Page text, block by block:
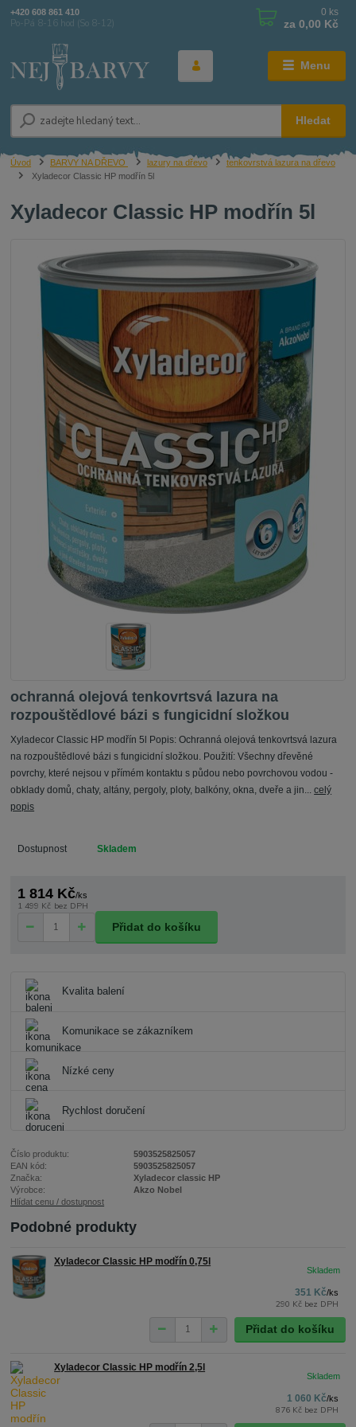
Menu
Hledat
+420 608 861 410
Po-Pá 8-16 hod (So 8-12)
0 ks
za 0,00 Kč
Úvod BARVY NA DŘEVO lazury na dřevo
tenkovrstvá lazura na dřevo
Xyladecor Classic HP modřín 5l
Xyladecor Classic HP modřín 5l
ochranná olejová tenkovrtsvá lazura na
rozpouštědlové bázi s fungicidní složkou
Xyladecor Classic HP modřín 5l Popis: Ochranná olejová tenkovrtsvá lazura
na rozpouštědlové bázi s fungicidní složkou. Použití: Všechny dřevěné
povrchy, které nejsou v přímém kontaktu s půdou nebo povrchovou vodou -
obklady domů, chaty, altány, pergoly, ploty, balkóny, okna, dveře a jin...celý
popis
Dostupnost Skladem
1 814 Kč/ks
1 499 Kč bez DPH
Přidat do košíku
Kvalita balení
Komunikace se zákazníkem
Nízké ceny
Rychlost doručení
Číslo produktu:
5903525825057
EAN kód:
5903525825057
Značka:
Xyladecor classic HP
Výrobce:
Akzo Nobel
Hlídat cenu / dostupnost
Podobné produkty
Xyladecor Classic HP modřín 0,75l
351 Kč/ks
290 Kč bez DPH
Přidat do košíku
Xyladecor Classic HP modřín 2,5l
1 060 Kč/ks
876 Kč bez DPH